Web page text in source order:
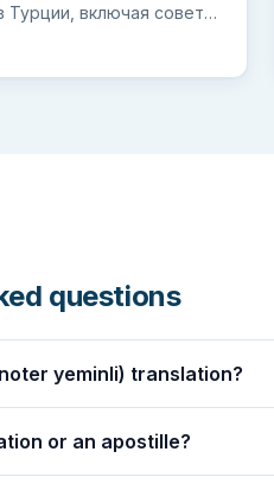
Турции, включая советы
questions
yeminli) translation?
or an apostille?